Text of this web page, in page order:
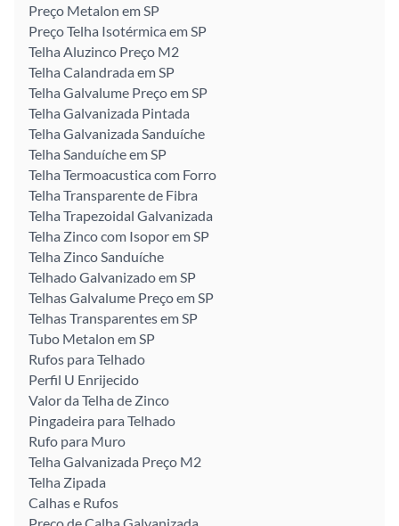
Preço Metalon em SP
Preço Telha Isotérmica em SP
Telha Aluzinco Preço M2
Telha Calandrada em SP
Telha Galvalume Preço em SP
Telha Galvanizada Pintada
Telha Galvanizada Sanduíche
Telha Sanduíche em SP
Telha Termoacustica com Forro
Telha Transparente de Fibra
Telha Trapezoidal Galvanizada
Telha Zinco com Isopor em SP
Telha Zinco Sanduíche
Telhado Galvanizado em SP
Telhas Galvalume Preço em SP
Telhas Transparentes em SP
Tubo Metalon em SP
Rufos para Telhado
Perfil U Enrijecido
Valor da Telha de Zinco
Pingadeira para Telhado
Rufo para Muro
Telha Galvanizada Preço M2
Telha Zipada
Calhas e Rufos